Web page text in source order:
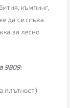
къмпинг,
да се сгъва
за лесно
9809:
плътност)